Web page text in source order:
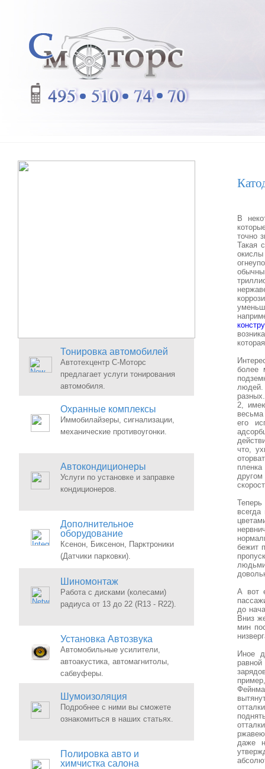
Тонировка автомобилей
Автотехцентр С-Моторс
предлагает услуги тонирования
автомобиля.
Охранные комплексы
Иммобилайзеры, сигнализации,
механические противоугонки.
Автокондиционеры
Услуги по установке и заправке
кондиционеров.
Дополнительное
оборудование
Ксенон, Биксенон, Парктроники
(Датчики парковки).
Шиномонтаж
Работа с дисками (колесами)
радиуса от 13 до 22 (R13 - R22).
Установка Автозвука
Автомобильные усилители,
автоакустика, автомагнитолы,
сабвуферы.
Шумоизоляция
Подробнее с ними вы сможете
ознакомиться в наших статьях.
Полировка авто и
химчистка салона
В
точно
Такая
более
людей.
2,
его
что,
бежит
А вот
до
Вниз
мин
Иное
даже